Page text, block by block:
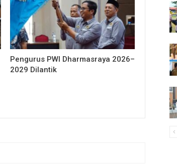
Pengurus PWI Dharmasraya 2026–
2029 Dilantik